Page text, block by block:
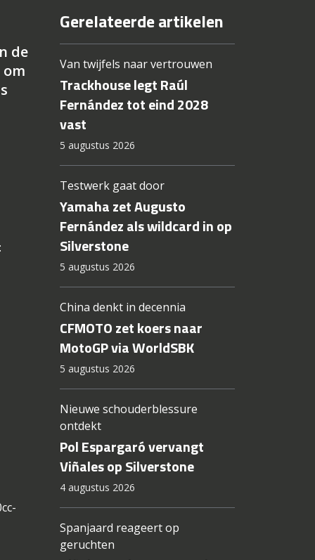
de
Gerelateerde artikelen
Van twijfels naar vertrouwen
Trackhouse legt Raúl
Fernández tot eind 2028
vast
5 augustus 2026
Testwerk gaat door
Yamaha zet Augusto
Fernández als wildcard in op
Silverstone
5 augustus 2026
China denkt in decennia
CFMOTO zet koers naar
MotoGP via WorldSBK
5 augustus 2026
Nieuwe schouderblessure
ontdekt
Pol Espargaró vervangt
Viñales op Silverstone
4 augustus 2026
Spanjaard reageert op
geruchten